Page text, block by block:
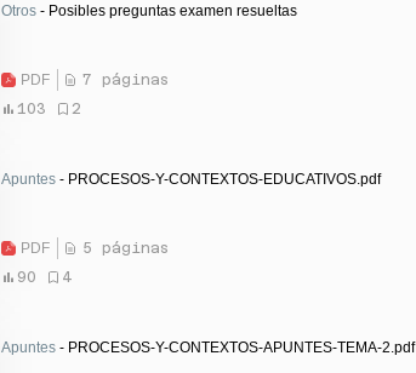
Otros - Posibles preguntas examen resueltas
PDF
7 páginas
103
2
Apuntes - PROCESOS-Y-CONTEXTOS-EDUCATIVOS.pdf
PDF
5 páginas
90
4
Apuntes - PROCESOS-Y-CONTEXTOS-APUNTES-TEMA-2.pdf